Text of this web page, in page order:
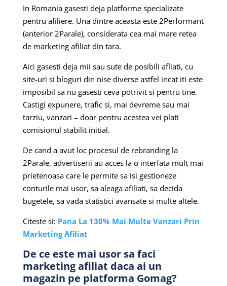
In Romania gasesti deja platforme specializate
pentru afiliere. Una dintre aceasta este 2Performant
(anterior 2Parale), considerata cea mai mare retea
de marketing afiliat din tara.
Aici gasesti deja mii sau sute de posibili afliati, cu
site-uri si bloguri din nise diverse astfel incat iti este
imposibil sa nu gasesti ceva potrivit si pentru tine.
Castigi expunere, trafic si, mai devreme sau mai
tarziu, vanzari – doar pentru acestea vei plati
comisionul stabilit initial.
De cand a avut loc procesul de rebranding la
2Parale, advertiserii au acces la o interfata mult mai
prietenoasa care le permite sa isi gestioneze
conturile mai usor, sa aleaga afiliati, sa decida
bugetele, sa vada statistici avansate si multe altele.
Citeste si: Pana La 130% Mai Multe Vanzari Prin
Marketing Afiliat
De ce este mai usor sa faci
marketing afiliat daca ai un
magazin pe platforma Gomag?